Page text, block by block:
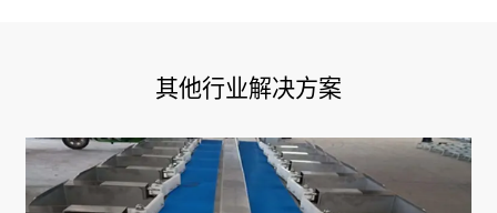
其他行业解决方案